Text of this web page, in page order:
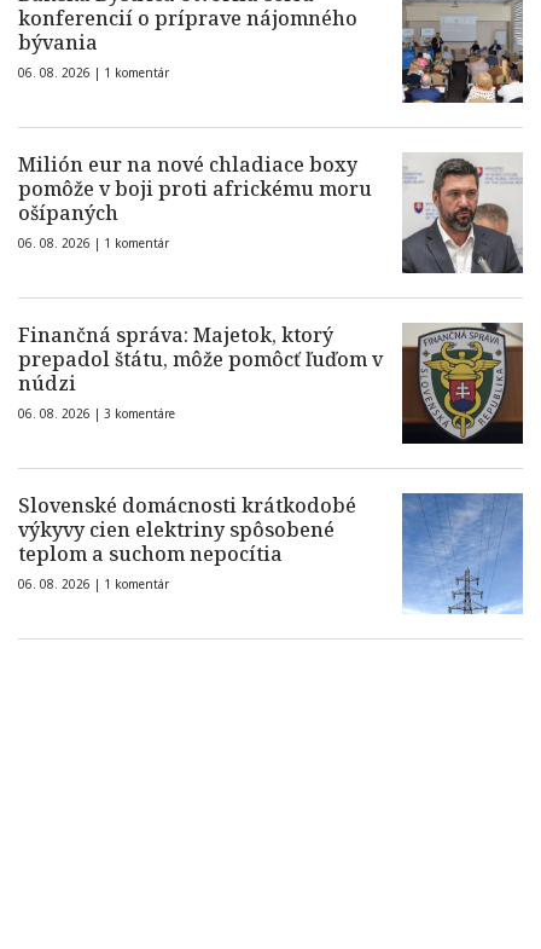
konferencií o príprave nájomného
bývania
06. 08. 2026 | 1 komentár
Milión eur na nové chladiace boxy
pomôže v boji proti africkému moru
ošípaných
06. 08. 2026 | 1 komentár
Finančná správa: Majetok, ktorý
prepadol štátu, môže pomôcť ľuďom v
núdzi
06. 08. 2026 | 3 komentáre
Slovenské domácnosti krátkodobé
výkyvy cien elektriny spôsobené
teplom a suchom nepocítia
06. 08. 2026 | 1 komentár